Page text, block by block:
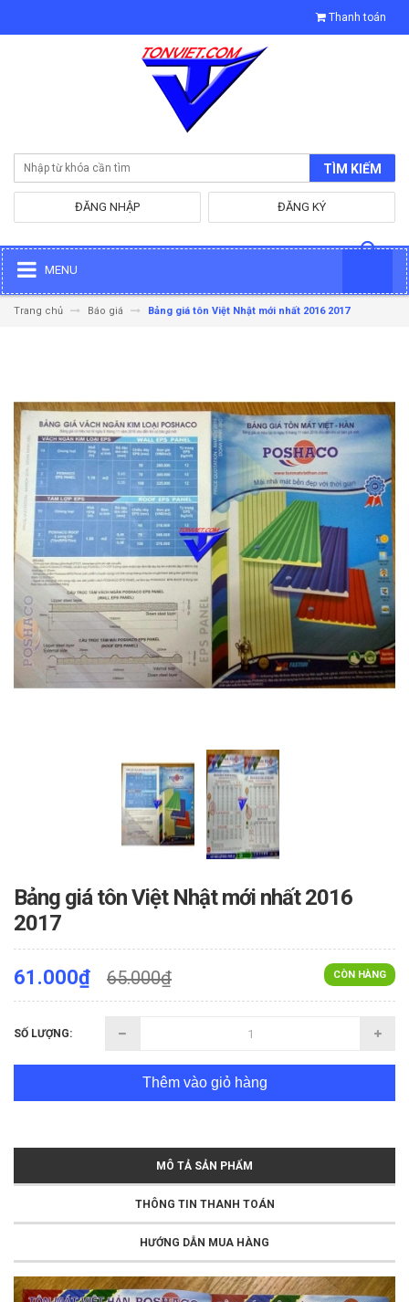
Thanh toán
TÌM KIẾM
ĐĂNG KÝ
ĐĂNG NHẬP
MENU
Trang chủ Báo giá Bảng giá tôn Việt Nhật mới nhất 2016 2017
Bảng giá tôn Việt Nhật mới nhất 2016
2017
CÒN HÀNG
61.000₫ 65.000₫
SỐ LƯỢNG:
Thêm vào giỏ hàng
MÔ TẢ SẢN PHẨM
THÔNG TIN THANH TOÁN
HƯỚNG DẪN MUA HÀNG